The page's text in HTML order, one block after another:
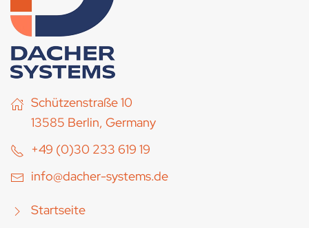
Schützenstraße 10
13585 Berlin, Germany
+49 (0)30 233 619 19
info@dacher-systems.de
Startseite